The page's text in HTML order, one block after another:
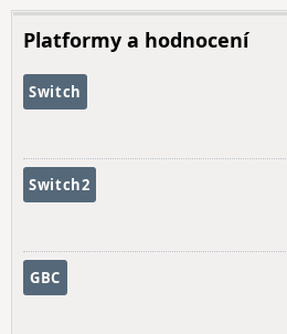
Platformy a hodnocení
Switch
Switch2
GBC